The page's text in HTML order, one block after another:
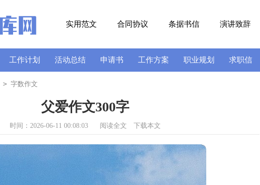
实用范文 合同协议 条据书信 演讲致辞
工作计划 活动总结 申请书 工作方案 职业规划 求职信
稿 通讯稿
> 字数作文
父爱作文300字
时间：2026-06-11 00:08:03 阅读全文 下载本文